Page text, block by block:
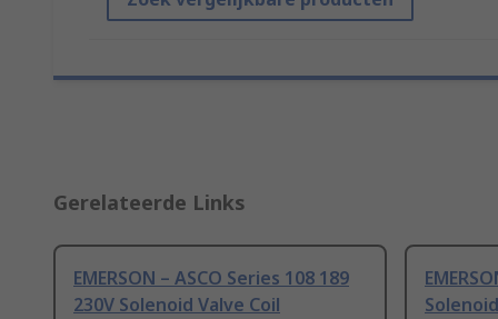
Gerelateerde Links
EMERSON – ASCO Series 108 189
230V Solenoid Valve Coil